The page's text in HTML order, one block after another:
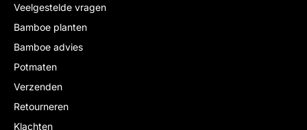
Veelgestelde vragen
Bamboe planten
Bamboe advies
Potmaten
Verzenden
Retourneren
Klachten